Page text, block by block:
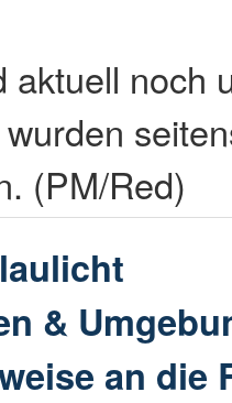
aktuell noch
(PM/Red)
&
an die